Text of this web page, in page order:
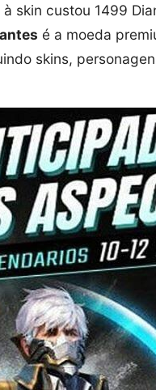
skin custou 1499
é a moeda
skins,